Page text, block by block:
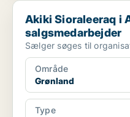
Akiki Sioraleeraq i Aasiaat
Akiki Sioraleeraq i
salgsmedarbejder
Sælger søges til
Område
Grønland
Type